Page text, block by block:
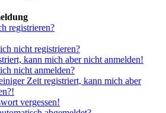
registrieren?
nicht registrieren?
kann mich aber nicht anmelden!
nicht anmelden?
Zeit registriert, kann mich aber
vergessen!